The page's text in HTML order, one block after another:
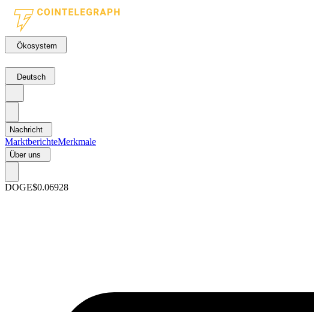
Ökosystem
Deutsch
Nachricht
MarktberichteMerkmale
Über uns
DOGE$0.06928